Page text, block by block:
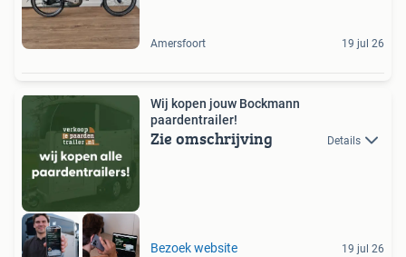
Amersfoort 19 jul 26
Wij kopen jouw Bockmann
paardentrailer!
Zie omschrijving Details
Bezoek website 19 jul 26